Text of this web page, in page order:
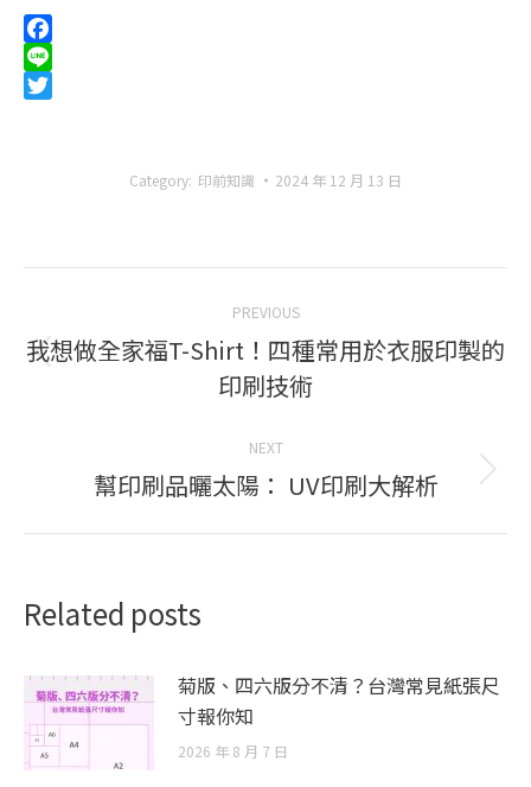
Facebook
Line
Category: 印前知識 2024 年 12 月 13 日
navigation
PREVIOUS
Previous
post:
我想做全家福T-Shirt！四種常用於衣服印製的
印刷技術
NEXT
Next
幫印刷品曬太陽： UV印刷大解析
Related posts
菊版、四六版分不清？台灣常見紙張尺
寸報你知
2026 年 8 月 7 日